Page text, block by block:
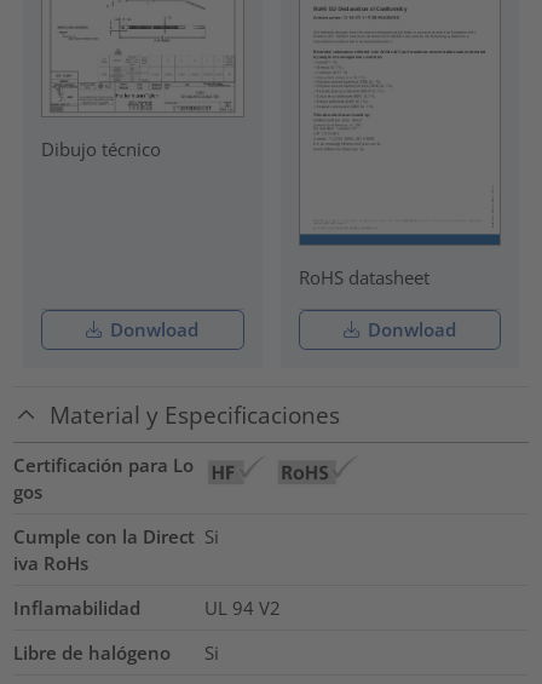
Dibujo técnico
Donwload
RoHS datasheet
Donwload
Material y Especificaciones
Certificación para Lo
gos
Cumple con la Direct
iva RoHs
Si
Inflamabilidad
UL 94 V2
Libre de halógeno
Si